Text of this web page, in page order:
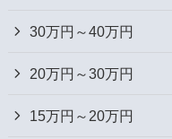
30万円～40万円
20万円～30万円
15万円～20万円